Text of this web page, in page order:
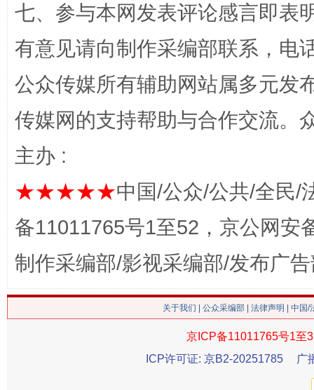
七、参与本网发表评论感言即表
有意见请向制作采编部联系，电
公众传媒所有辅助网站属多元发
传媒网的支持帮助与合作交流。
主办 :
★★★★★中国/公众/公共/全民/
备11011765号1至52，京公网安
制作采编部/影视采编部/发布广
关于我们 公众采编部 法律声明 | 中国
京ICP备11011765号1至
ICP许可证: 京B2-20251785
广